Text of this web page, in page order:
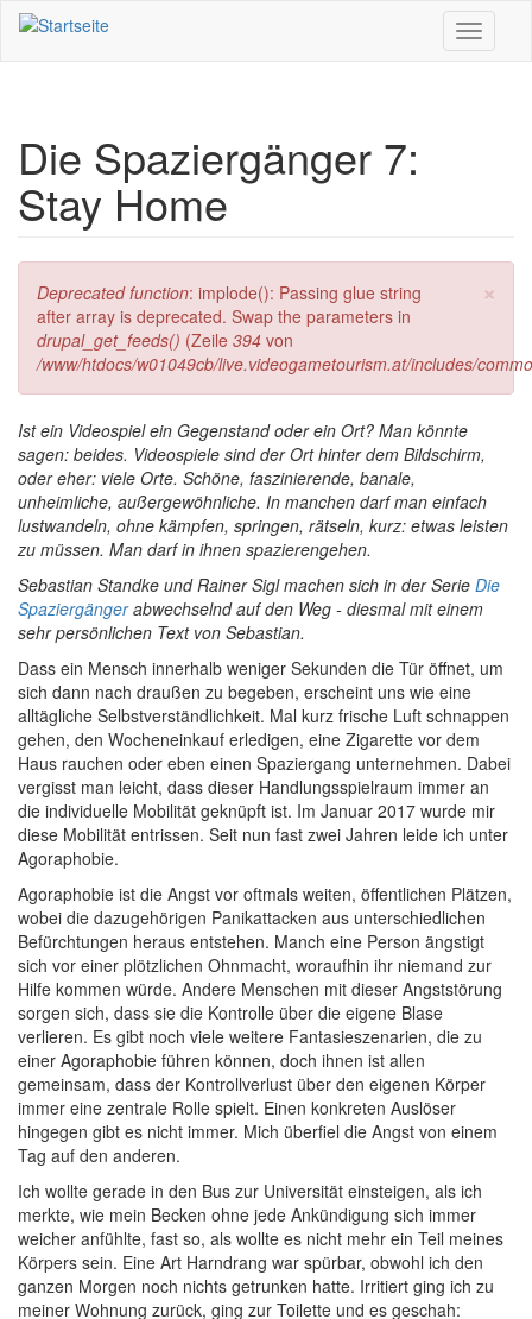
Direkt zum Inhalt
Toggle
Die Spaziergänger 7:
Stay Home
×
Fehlermeldung
Deprecated function: implode(): Passing glue string
after array is deprecated. Swap the parameters in
drupal_get_feeds() (Zeile 394 von
/www/htdocs/w01049cb/live.videogametourism.at/includes/
Ist ein Videospiel ein Gegenstand oder ein Ort? Man könnte
sagen: beides. Videospiele sind der Ort hinter dem Bildschirm,
oder eher: viele Orte. Schöne, faszinierende, banale,
unheimliche, außergewöhnliche. In manchen darf man einfach
lustwandeln, ohne kämpfen, springen, rätseln, kurz: etwas leisten
zu müssen. Man darf in ihnen spazierengehen.
Sebastian Standke und Rainer Sigl machen sich in der Serie Die
Spaziergängerabwechselnd auf den Weg - diesmal mit einem
sehr persönlichen Text von Sebastian.
Dass ein Mensch innerhalb weniger Sekunden die Tür öffnet, um
sich dann nach draußen zu begeben, erscheint uns wie eine
alltägliche Selbstverständlichkeit. Mal kurz frische Luft schnappen
gehen, den Wocheneinkauf erledigen, eine Zigarette vor dem
Haus rauchen oder eben einen Spaziergang unternehmen. Dabei
vergisst man leicht, dass dieser Handlungsspielraum immer an
die individuelle Mobilität geknüpft ist. Im Januar 2017 wurde mir
diese Mobilität entrissen. Seit nun fast zwei Jahren leide ich unter
Agoraphobie.
Agoraphobie ist die Angst vor oftmals weiten, öffentlichen Plätzen,
wobei die dazugehörigen Panikattacken aus unterschiedlichen
Befürchtungen heraus entstehen. Manch eine Person ängstigt
sich vor einer plötzlichen Ohnmacht, woraufhin ihr niemand zur
Hilfe kommen würde. Andere Menschen mit dieser Angststörung
sorgen sich, dass sie die Kontrolle über die eigene Blase
verlieren. Es gibt noch viele weitere Fantasieszenarien, die zu
einer Agoraphobie führen können, doch ihnen ist allen
gemeinsam, dass der Kontrollverlust über den eigenen Körper
immer eine zentrale Rolle spielt. Einen konkreten Auslöser
hingegen gibt es nicht immer. Mich überfiel die Angst von einem
Tag auf den anderen.
Ich wollte gerade in den Bus zur Universität einsteigen, als ich
merkte, wie mein Becken ohne jede Ankündigung sich immer
weicher anfühlte, fast so, als wollte es nicht mehr ein Teil meines
Körpers sein. Eine Art Harndrang war spürbar, obwohl ich den
ganzen Morgen noch nichts getrunken hatte. Irritiert ging ich zu
meiner Wohnung zurück, ging zur Toilette und es geschah: